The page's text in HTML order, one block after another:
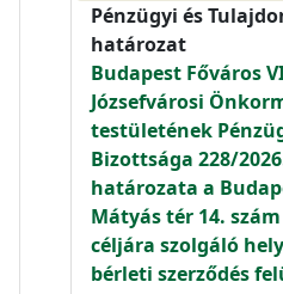
Pénzügyi és
határozat
Budapest Főváros
Józsefvárosi
testületének
Bizottsága 228/
határozata a
Mátyás tér 14.
céljára szolgáló
bérleti szerződés